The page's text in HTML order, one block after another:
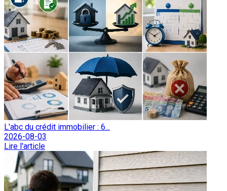
L'abc du crédit immobilier : 6...
2026-08-03
Lire l'article